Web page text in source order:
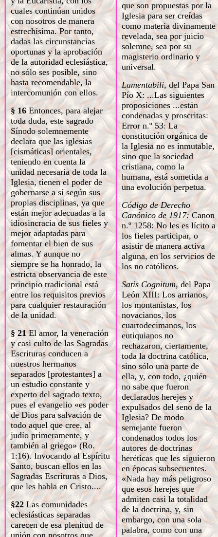
cuales continúan unidos
con nosotros de manera
estrechísima. Por tanto,
dadas las circunstancias
oportunas y la aprobación
de la autoridad eclesiástica,
no sólo ses posible, sino
hasta recomendable, la
intercomunión con ellos.
§ 16 Entonces, para alejar
toda duda, este sagrado
Sínodo solemnemente
declara que las iglesias
[cismáticas] orientales,
teniendo en cuenta la
unidad necesaria de toda la
Iglesia, tienen el poder de
gobernarse a sí según sus
propias disciplinas, ya que
están mejor adecuadas a la
idiosincracia de sus fieles y
mejor adaptadas para
fomentar el bien de sus
almas. Y aunque no
siempre se ha honrado, la
estricta observancia de este
principio tradicional está
entre los requisitos previos
para cualquier restauración
de la unidad.
§ 21El amor, la veneración
y casi culto de las Sagradas
Escrituras conducen a
nuestros hermanos
separados [protestantes] a
un estudio constante y
experto del sagrado texto,
pues el evangelio «es poder
de Dios para salvación de
todo aquel que cree, al
judío primeramente, y
también al griego» (Ro.
1:16). Invocando al Espíritu
Santo, buscan ellos en las
Sagradas Escrituras a Dios,
que les habla en Cristo....
§22 Las comunidades
eclesiásticas separadas
carecen de esa plenitud de
unión con nosotros que
que son propuestas por la
Iglesia para ser creídas
como materia divinamente
revelada, sea por juicio
solemne, sea por su
magisterio ordinario y
universal.
Lamentabili,del Papa San
Pío X: ...Las siguientes
proposiciones ...están
condenadas y proscritas:
Error n.º 53: La
constitución orgánica de
la Iglesia no es inmutable,
sino que la sociedad
cristiana, como la
humana, está sometida a
una evolución perpetua.
Código de Derecho
Canónico de 1917:Canon
n.º 1258: No les es lícito a
los fieles participar, o
asistir de manera activa
alguna, en los servicios de
los no católicos.
Satis Cognitum,del Papa
León XIII: Los arrianos,
los montanistas, los
novacianos, los
cuartodecimanos, los
eutiquianos no
rechazaron, ciertamente,
toda la doctrina católica,
sino sólo una parte de
ella, y, con todo, ¿quién
no sabe que fueron
declarados herejes y
expulsados del seno de la
Iglesia? De modo
semejante fueron
condenados todos los
autores de doctrinas
heréticas que les siguieron
en épocas subsecuentes.
«Nada hay más peligroso
que esos herejes que
admiten casi la totalidad
de la doctrina, y, sin
embargo, con una sola
palabra, como con una